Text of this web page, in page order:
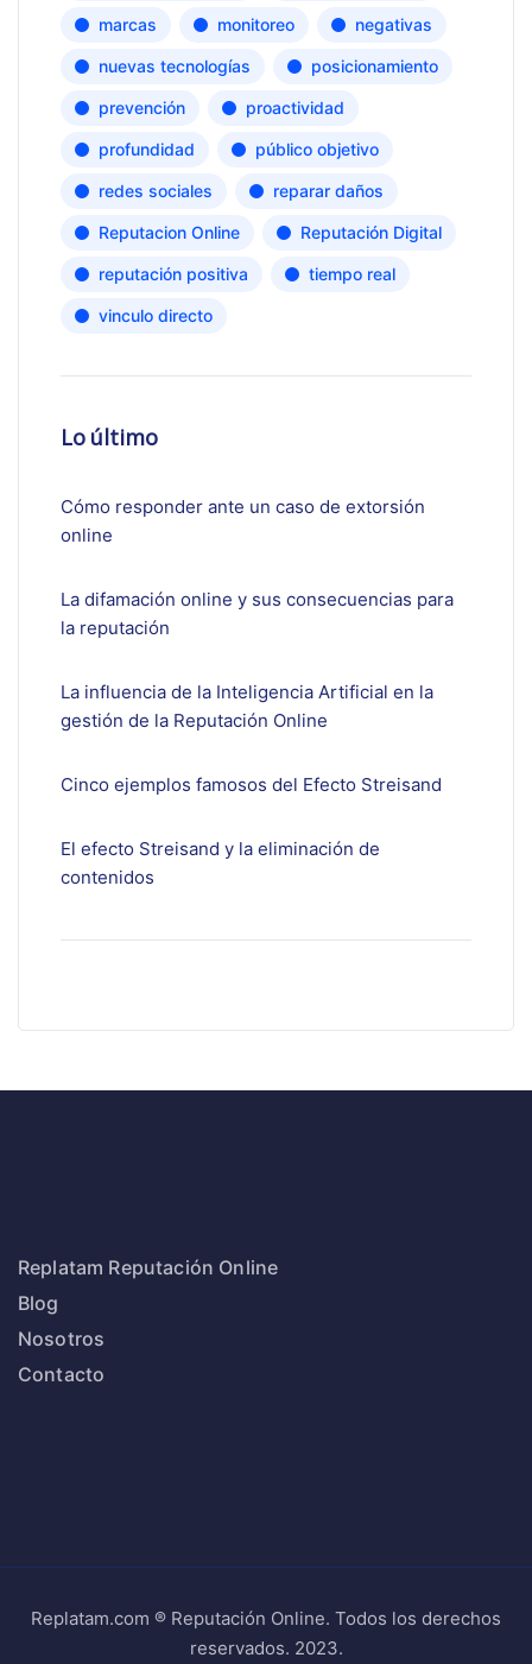
marcas monitoreo negativas
nuevas tecnologías posicionamiento
prevención proactividad
profundidad público objetivo
redes sociales reparar daños
Reputacion Online Reputación Digital
reputación positiva tiempo real
vinculo directo
Lo último
Cómo responder ante un caso de extorsión
online
La difamación online y sus consecuencias para
la reputación
La influencia de la Inteligencia Artificial en la
gestión de la Reputación Online
Cinco ejemplos famosos del Efecto Streisand
El efecto Streisand y la eliminación de
contenidos
Replatam Reputación Online
Blog
Nosotros
Contacto
Replatam.com ® Reputación Online. Todos los derechos
reservados. 2023.